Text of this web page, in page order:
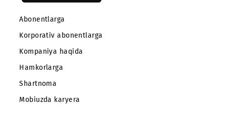
Abonentlarga
Korporativ abonentlarga
Kompaniya haqida